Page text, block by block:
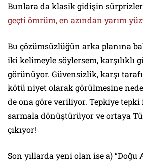
Bunlara da klasik gidişin
geçti ömrüm, en azından yarım
Bu çözümsüzlüğün arka planına
iki kelimeyle söylersem, karşılıklı
görünüyor. Güvensizlik, karşı
kötü niyet olarak görülmesine
de ona göre veriliyor. Tepkiye
sarmala dönüştürüyor ve ortaya
çıkıyor!
Son yıllarda yeni olan ise a) “Doğu